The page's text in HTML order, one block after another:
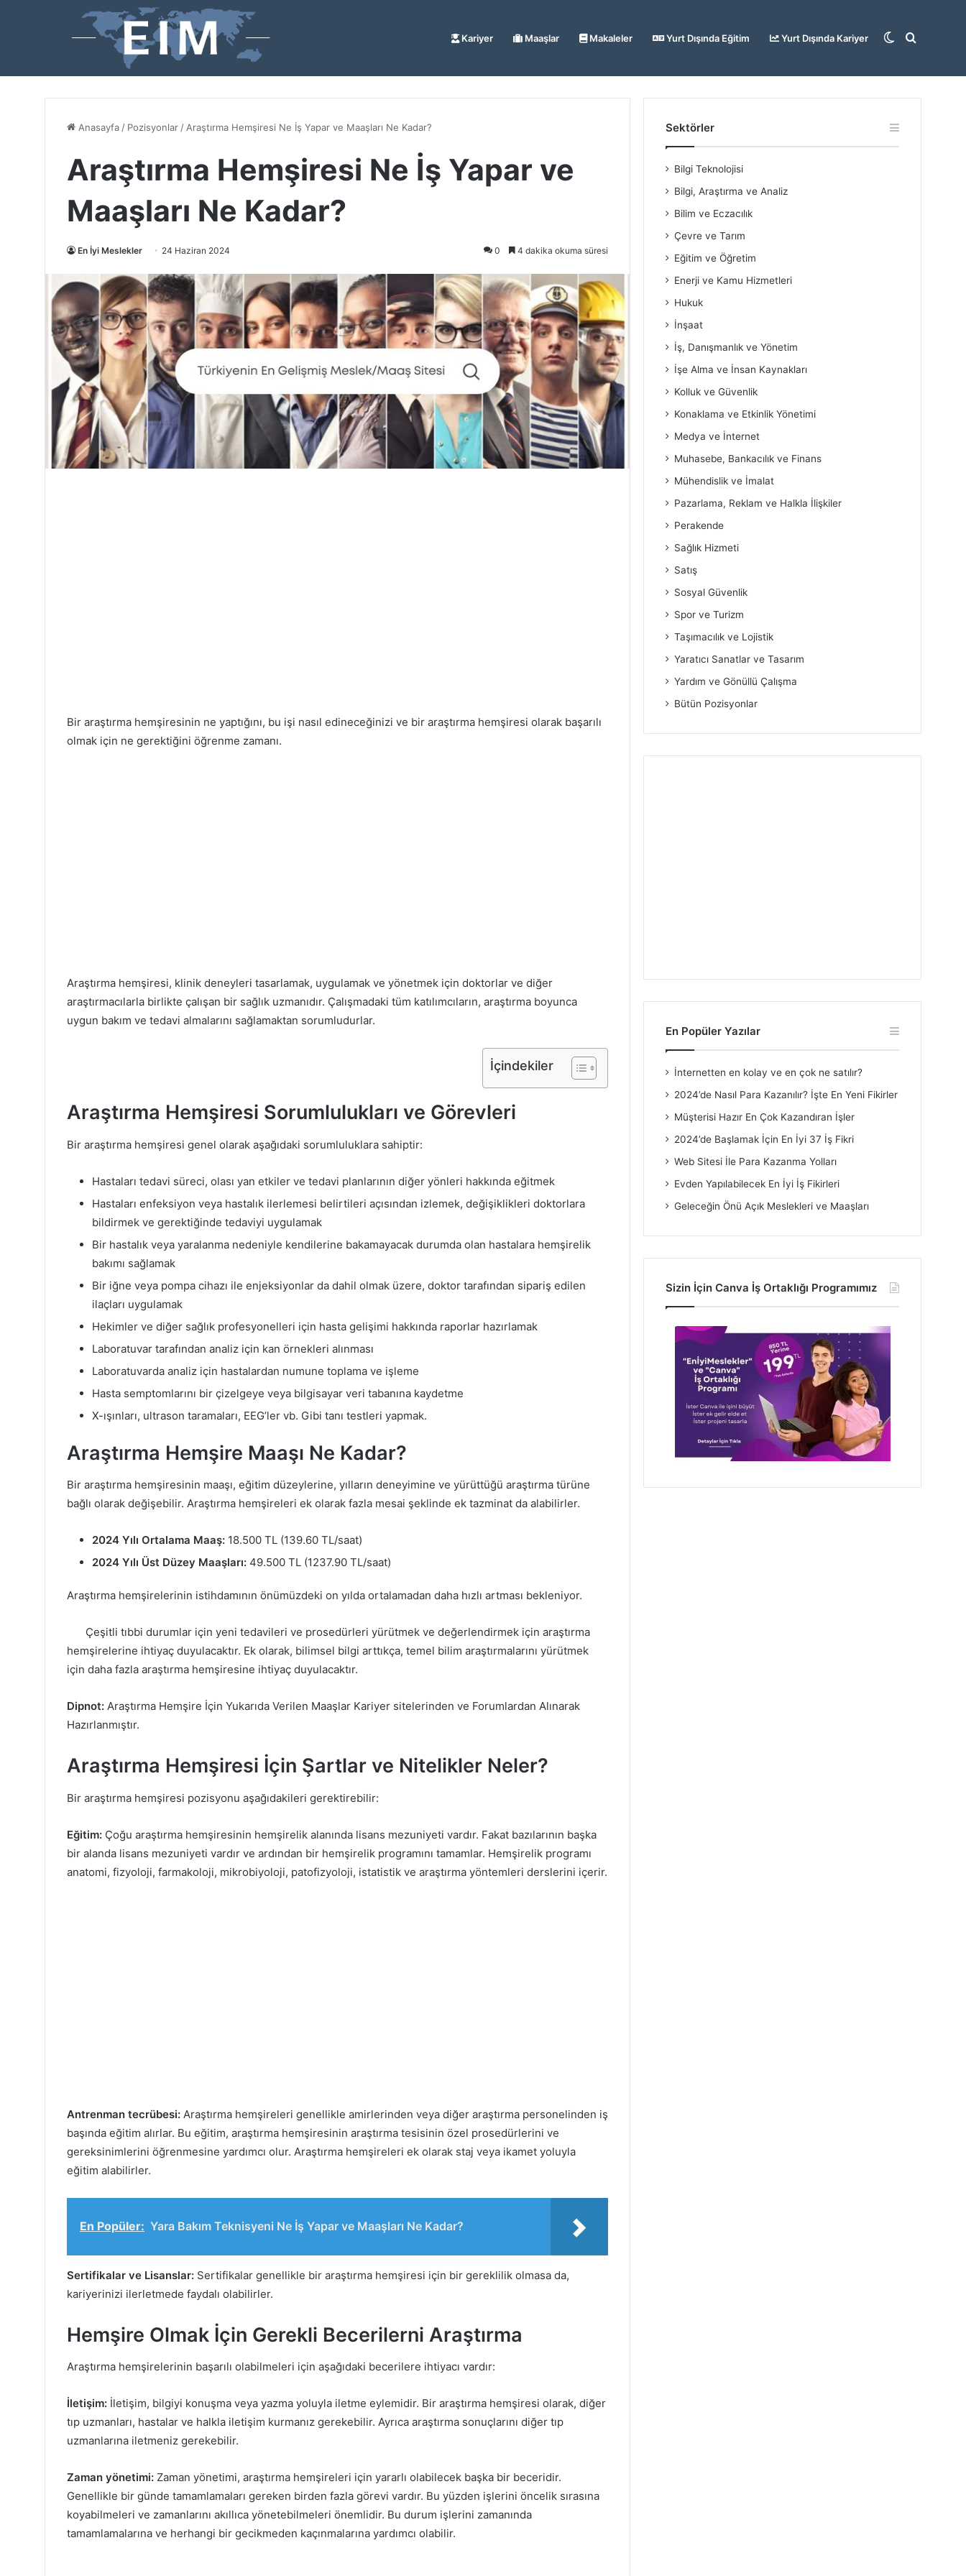
Kariyer Maaşlar Makaleler Yurt Dışında Eğitim Yurt Dışında Kariyer Arama
Dış
Anasayfa / Pozisyonlar / Araştırma Hemşiresi Ne İş Yapar ve Maaşları Ne Kadar?
Araştırma Hemşiresi Ne İş Yapar ve
Maaşları Ne Kadar?
En İyi Meslekler 24 Haziran 2024 0 4 dakika okuma süresi
Bir araştırma hemşiresinin ne yaptığını, bu işi nasıl edineceğinizi ve bir araştırma hemşiresi olarak başarılı
olmak için ne gerektiğini öğrenme zamanı.
Araştırma hemşiresi, klinik deneyleri tasarlamak, uygulamak ve yönetmek için doktorlar ve diğer
araştırmacılarla birlikte çalışan bir sağlık uzmanıdır. Çalışmadaki tüm katılımcıların, araştırma boyunca
uygun bakım ve tedavi almalarını sağlamaktan sorumludurlar.
İçindekiler
Araştırma Hemşiresi Sorumlulukları ve Görevleri
Bir araştırma hemşiresi genel olarak aşağıdaki sorumluluklara sahiptir:
Hastaları tedavi süreci, olası yan etkiler ve tedavi planlarının diğer yönleri hakkında eğitmek
Hastaları enfeksiyon veya hastalık ilerlemesi belirtileri açısından izlemek, değişiklikleri doktorlara
bildirmek ve gerektiğinde tedaviyi uygulamak
Bir hastalık veya yaralanma nedeniyle kendilerine bakamayacak durumda olan hastalara hemşirelik
bakımı sağlamak
Bir iğne veya pompa cihazı ile enjeksiyonlar da dahil olmak üzere, doktor tarafından sipariş edilen
ilaçları uygulamak
Hekimler ve diğer sağlık profesyonelleri için hasta gelişimi hakkında raporlar hazırlamak
Laboratuvar tarafından analiz için kan örnekleri alınması
Laboratuvarda analiz için hastalardan numune toplama ve işleme
Hasta semptomlarını bir çizelgeye veya bilgisayar veri tabanına kaydetme
X-ışınları, ultrason taramaları, EEG’ler vb. Gibi tanı testleri yapmak.
Araştırma Hemşire Maaşı Ne Kadar?
Bir araştırma hemşiresinin maaşı, eğitim düzeylerine, yılların deneyimine ve yürüttüğü araştırma türüne
bağlı olarak değişebilir. Araştırma hemşireleri ek olarak fazla mesai şeklinde ek tazminat da alabilirler.
2024 Yılı Ortalama Maaş: 18.500 TL (139.60 TL/saat)
2024 Yılı Üst Düzey Maaşları: 49.500 TL (1237.90 TL/saat)
Araştırma hemşirelerinin istihdamının önümüzdeki on yılda ortalamadan daha hızlı artması bekleniyor.
Çeşitli tıbbi durumlar için yeni tedavileri ve prosedürleri yürütmek ve değerlendirmek için araştırma
hemşirelerine ihtiyaç duyulacaktır. Ek olarak, bilimsel bilgi arttıkça, temel bilim araştırmalarını yürütmek
için daha fazla araştırma hemşiresine ihtiyaç duyulacaktır.
Dipnot: Araştırma Hemşire İçin Yukarıda Verilen Maaşlar Kariyer sitelerinden ve Forumlardan Alınarak
Hazırlanmıştır.
Araştırma Hemşiresi İçin Şartlar ve Nitelikler Neler?
Bir araştırma hemşiresi pozisyonu aşağıdakileri gerektirebilir:
Eğitim: Çoğu araştırma hemşiresinin hemşirelik alanında lisans mezuniyeti vardır. Fakat bazılarının başka
bir alanda lisans mezuniyeti vardır ve ardından bir hemşirelik programını tamamlar. Hemşirelik programı
anatomi, fizyoloji, farmakoloji, mikrobiyoloji, patofizyoloji, istatistik ve araştırma yöntemleri derslerini içerir.
Antrenman tecrübesi: Araştırma hemşireleri genellikle amirlerinden veya diğer araştırma personelinden iş
başında eğitim alırlar. Bu eğitim, araştırma hemşiresinin araştırma tesisinin özel prosedürlerini ve
gereksinimlerini öğrenmesine yardımcı olur. Araştırma hemşireleri ek olarak staj veya ikamet yoluyla
eğitim alabilirler.
En Popüler: Yara Bakım Teknisyeni Ne İş Yapar ve Maaşları Ne Kadar?
Sertifikalar ve Lisanslar: Sertifikalar genellikle bir araştırma hemşiresi için bir gereklilik olmasa da,
kariyerinizi ilerletmede faydalı olabilirler.
Hemşire Olmak İçin Gerekli Becerilerni Araştırma
Araştırma hemşirelerinin başarılı olabilmeleri için aşağıdaki becerilere ihtiyacı vardır:
İletişim: İletişim, bilgiyi konuşma veya yazma yoluyla iletme eylemidir. Bir araştırma hemşiresi olarak, diğer
tıp uzmanları, hastalar ve halkla iletişim kurmanız gerekebilir. Ayrıca araştırma sonuçlarını diğer tıp
uzmanlarına iletmeniz gerekebilir.
Zaman yönetimi: Zaman yönetimi, araştırma hemşireleri için yararlı olabilecek başka bir beceridir.
Genellikle bir günde tamamlamaları gereken birden fazla görevi vardır. Bu yüzden işlerini öncelik sırasına
koyabilmeleri ve zamanlarını akıllıca yönetebilmeleri önemlidir. Bu durum işlerini zamanında
tamamlamalarına ve herhangi bir gecikmeden kaçınmalarına yardımcı olabilir.
Sektörler
Bilgi Teknolojisi
Bilgi, Araştırma ve Analiz
Bilim ve Eczacılık
Çevre ve Tarım
Eğitim ve Öğretim
Enerji ve Kamu Hizmetleri
Hukuk
İnşaat
İş, Danışmanlık ve Yönetim
İşe Alma ve İnsan Kaynakları
Kolluk ve Güvenlik
Konaklama ve Etkinlik Yönetimi
Medya ve İnternet
Muhasebe, Bankacılık ve Finans
Mühendislik ve İmalat
Pazarlama, Reklam ve Halkla İlişkiler
Perakende
Sağlık Hizmeti
Satış
Sosyal Güvenlik
Spor ve Turizm
Taşımacılık ve Lojistik
Yaratıcı Sanatlar ve Tasarım
Yardım ve Gönüllü Çalışma
Bütün Pozisyonlar
En Popüler Yazılar
İnternetten en kolay ve en çok ne satılır?
2024’de Nasıl Para Kazanılır? İşte En Yeni Fikirler
Müşterisi Hazır En Çok Kazandıran İşler
2024’de Başlamak İçin En İyi 37 İş Fikri
Web Sitesi İle Para Kazanma Yolları
Evden Yapılabilecek En İyi İş Fikirleri
Geleceğin Önü Açık Meslekleri ve Maaşları
Sizin İçin Canva İş Ortaklığı Programımız